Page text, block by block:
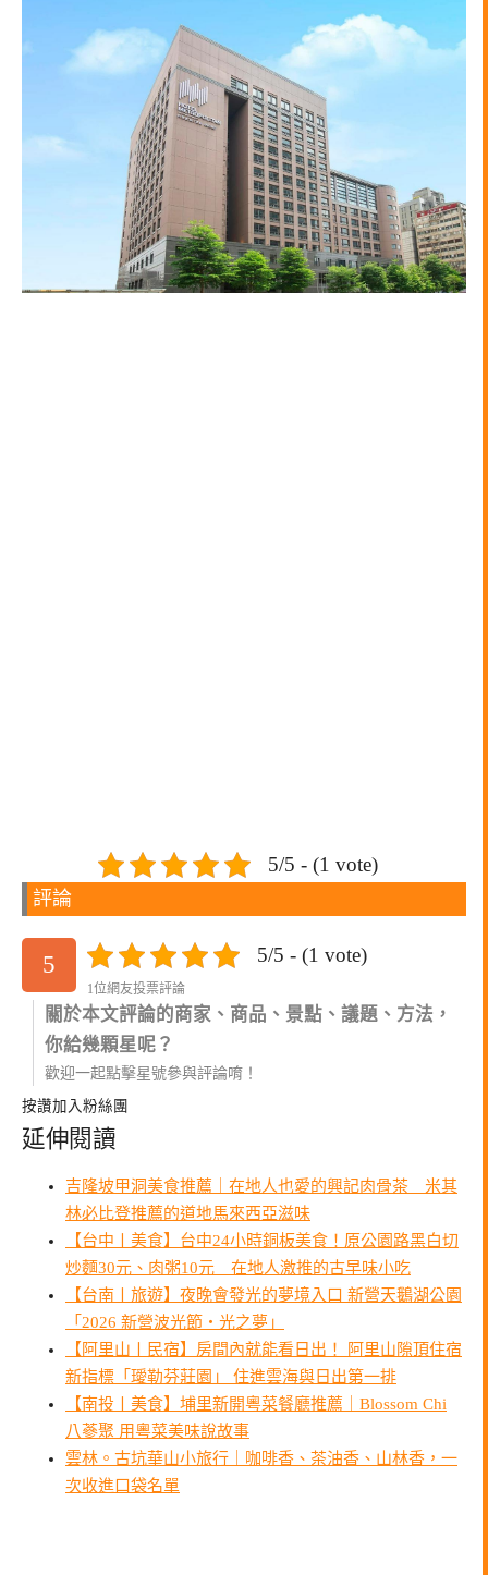
5/5 - (1 vote)
評論
5 5/5 - (1 vote)
1位網友投票評論
關於本文評論的商家、商品、景點、議題、方法，
你給幾顆星呢？
歡迎一起點擊星號參與評論唷！
按讚加入粉絲團
延伸閱讀
吉隆坡甲洞美食推薦｜在地人也愛的興記肉骨茶 米其
林必比登推薦的道地馬來西亞滋味
【台中〡美食】台中24小時銅板美食！原公園路黑白切
炒麵30元、肉粥10元 在地人激推的古早味小吃
【台南〡旅遊】夜晚會發光的夢境入口 新營天鵝湖公園
「2026 新營波光節・光之夢」
【阿里山〡民宿】房間內就能看日出！ 阿里山隙頂住宿
新指標「璦勒芬莊園」 住進雲海與日出第一排
【南投〡美食】埔里新開粵菜餐廳推薦｜Blossom Chi
八蔘聚 用粵菜美味說故事
雲林。古坑華山小旅行｜咖啡香、茶油香、山林香，一
次收進口袋名單